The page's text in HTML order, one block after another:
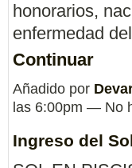
honorarios,
enfermedad
Continuar
Añadido por
las 6:00pm — No
Ingreso del